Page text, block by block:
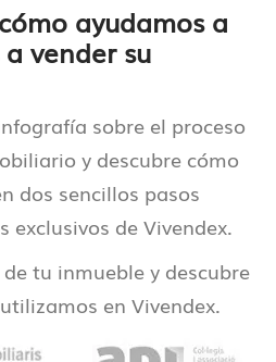
ayudamos a
vender su
sobre el proceso
y descubre cómo
dos sencillos pasos
exclusivos de Vivendex.
tu inmueble y descubre
en Vivendex.